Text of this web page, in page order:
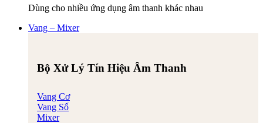
Dùng cho nhiều ứng dụng âm thanh khác nhau
Vang – Mixer
Bộ Xử Lý Tín Hiệu Âm Thanh
Vang Cơ
Vang Số
Mixer